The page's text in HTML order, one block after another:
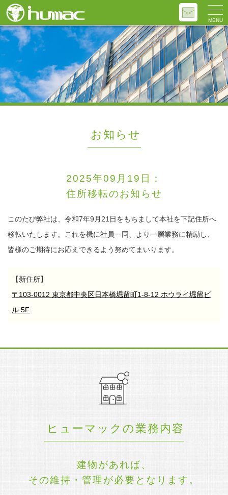
お知らせ
2025年09月19日：
住所移転のお知らせ
このたび弊社は、令和7年9月21日をもちまして本社を下記住所へ
移転いたします。
これを機に社員一同、より一層業務に精励し、
皆様のご期待にお応えできるよう努めてまいります。
【新住所】
〒103-0012 東京都中央区日本橋堀留町1-8-12 ホウライ堀留ビ
ル 5F
ヒューマックの業務内容
建物があれば、
その維持・管理が必要となります。
MENU